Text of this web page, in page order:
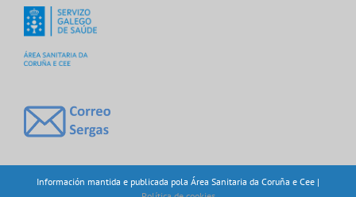
Información mantida e publicada pola Área Sanitaria da Coruña e Cee |